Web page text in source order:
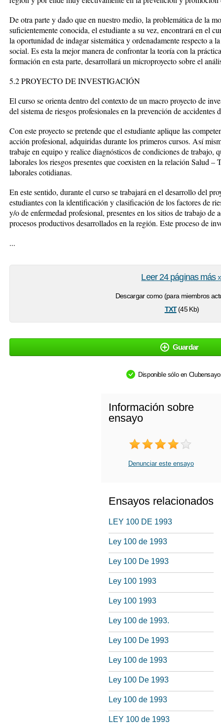
De otra parte y dado que en nuestro medio, la problemática de la
suficientemente conocida, el estudiante a su vez, encontrará en el
la oportunidad de indagar sistemática y ordenadamente respecto a
social. Es esta la mejor manera de confrontar la teoría con la
formación en esta parte, desarrollará un microproyecto sobre el
5.2 PROYECTO DE INVESTIGACIÓN
El curso se orienta dentro del contexto de un macro proyecto de
del sistema de riesgos profesionales en la prevención de accidentes
Con este proyecto se pretende que el estudiante aplique las
acción profesional, adquiridas durante los primeros cursos. Así
trabaje en equipo y realice diagnósticos de condiciones de trabajo,
laborales los riesgos presentes que coexisten en la relación Salud
laborales cotidianas.
En este sentido, durante el curso se trabajará en el desarrollo del
estudiantes con la identificación y clasificación de los factores de
y/o de enfermedad profesional, presentes en los sitios de trabajo de
procesos productivos desarrollados en la región. Este proceso de
...
Descargar como (para miembros
txt(45 Kb)
Leer 24 páginas más
Guardar
Disponible sólo en
Información sobre
ensayo
Denunciar este ensayo
Ensayos relacionados
LEY 100 DE 1993
Ley 100 de 1993
Ley 100 De 1993
Ley 100 1993
Ley 100 1993
Ley 100 de 1993.
Ley 100 De 1993
Ley 100 de 1993
Ley 100 De 1993
Ley 100 de 1993
LEY 100 de 1993